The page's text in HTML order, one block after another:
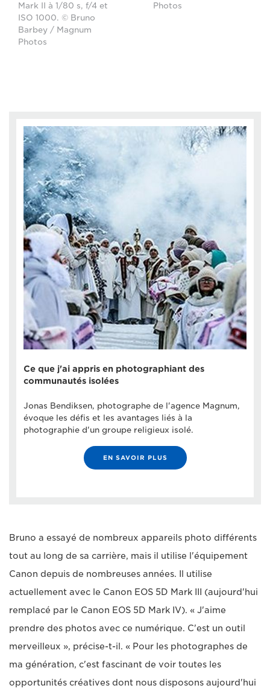
Mark II à 1/80 s, f/4 et
ISO 1000. © Bruno
Barbey / Magnum
Photos
Photos
Ce que j'ai appris en photographiant des
communautés isolées
Jonas Bendiksen, photographe de l'agence Magnum,
évoque les défis et les avantages liés à la
photographie d'un groupe religieux isolé.
EN SAVOIR PLUS
Bruno a essayé de nombreux appareils photo différents
tout au long de sa carrière, mais il utilise l'équipement
Canon depuis de nombreuses années. Il utilise
actuellement avec le Canon EOS 5D Mark III (aujourd'hui
remplacé par le Canon EOS 5D Mark IV). « J'aime
prendre des photos avec ce numérique. C'est un outil
merveilleux », précise-t-il. « Pour les photographes de
ma génération, c'est fascinant de voir toutes les
opportunités créatives dont nous disposons aujourd'hui